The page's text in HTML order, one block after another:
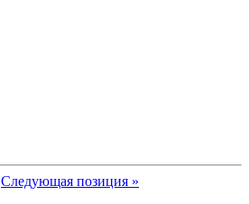
Следующая позиция »